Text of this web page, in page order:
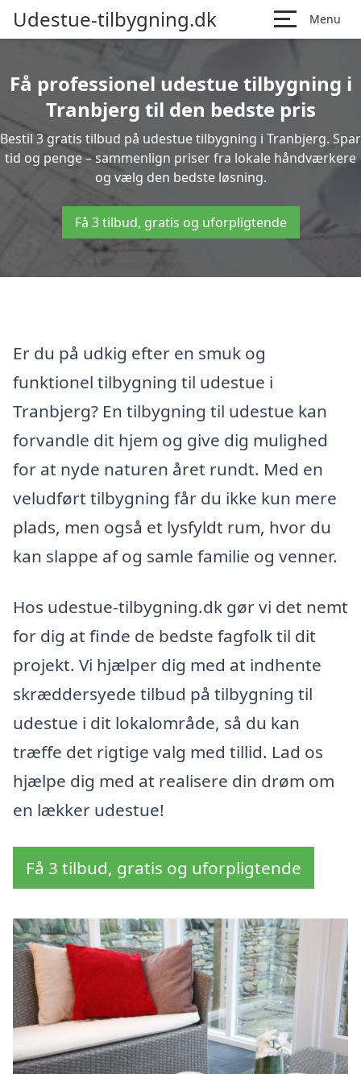
Udestue-tilbygning.dk Menu
Få professionel udestue tilbygning i
Tranbjerg til den bedste pris
Bestil 3 gratis tilbud på udestue tilbygning i Tranbjerg. Spar
tid og penge – sammenlign priser fra lokale håndværkere
og vælg den bedste løsning.
Få 3 tilbud, gratis og uforpligtende
Er du på udkig efter en smuk og
funktionel tilbygning til udestue i
Tranbjerg? En tilbygning til udestue kan
forvandle dit hjem og give dig mulighed
for at nyde naturen året rundt. Med en
veludført tilbygning får du ikke kun mere
plads, men også et lysfyldt rum, hvor du
kan slappe af og samle familie og venner.
Hos udestue-tilbygning.dk gør vi det nemt
for dig at finde de bedste fagfolk til dit
projekt. Vi hjælper dig med at indhente
skræddersyede tilbud på tilbygning til
udestue i dit lokalområde, så du kan
træffe det rigtige valg med tillid. Lad os
hjælpe dig med at realisere din drøm om
en lækker udestue!
Få 3 tilbud, gratis og uforpligtende